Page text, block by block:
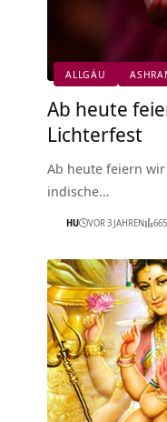
ALLGÄU
Ab heute
Lichterfest
Ab heute feiern
indische…
HU VOR 3 JAHREN